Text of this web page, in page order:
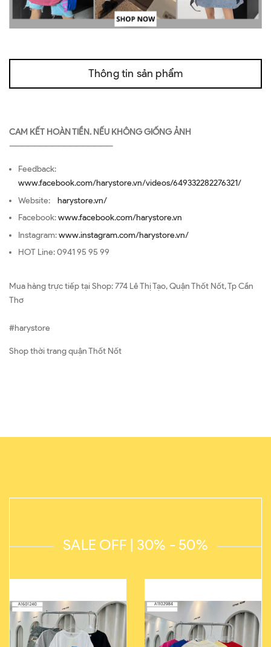
Thông tin sản phẩm
CAM KẾT HOÀN TIỀN. NẾU KHÔNG GIỐNG ẢNH
—————————————————
Feedback:
www.facebook.com/harystore.vn/videos/649332282276321/
Website: harystore.vn/
Facebook:www.facebook.com/harystore.vn
Instagram:www.instagram.com/harystore.vn/
HOT Line: 0941 95 95 99
Mua hàng trực tiếp tại Shop: 774 Lê Thị Tạo, Quận Thốt Nốt, Tp Cần
Thơ
#harystore
Shop thời trang quận Thốt Nốt
SALE OFF | 30% - 50%